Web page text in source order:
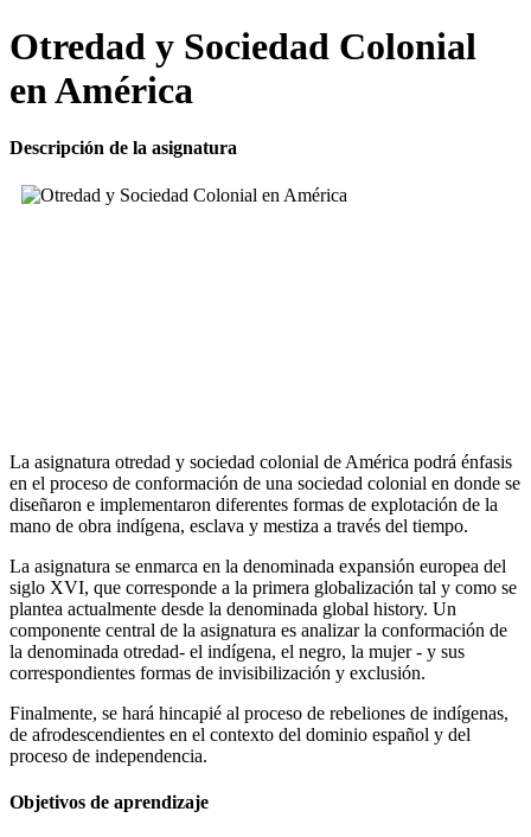
Otredad y Sociedad Colonial
en América
Descripción de la asignatura
La asignatura otredad y sociedad colonial de América podrá énfasis
en el proceso de conformación de una sociedad colonial en donde se
diseñaron e implementaron diferentes formas de explotación de la
mano de obra indígena, esclava y mestiza a través del tiempo.
La asignatura se enmarca en la denominada expansión europea del
siglo XVI, que corresponde a la primera globalización tal y como se
plantea actualmente desde la denominada global history. Un
componente central de la asignatura es analizar la conformación de
la denominada otredad- el indígena, el negro, la mujer - y sus
correspondientes formas de invisibilización y exclusión.
Finalmente, se hará hincapié al proceso de rebeliones de indígenas,
de afrodescendientes en el contexto del dominio español y del
proceso de independencia.
Objetivos de aprendizaje